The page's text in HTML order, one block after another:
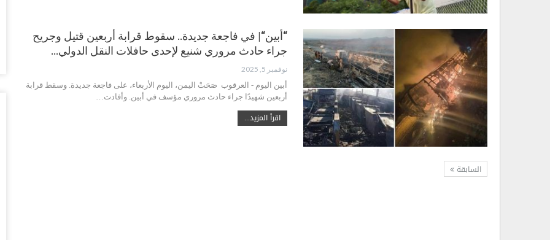
“أبين“| في فاجعة جديدة.. سقوط قرابة أربعين قتيل وجريح
جراء حادث مروري شنيع لإحدى حافلات النقل الدولي…
نوفمبر 5, 2025
أبين اليوم - العرقوب صَحَتْ اليمن، اليوم الأربعاء، على فاجعة جديدة. وسقط قرابة
أربعين شهيدًا جراء حادث مروري مؤسف في أبين. وأفادت…
اقرأ المزيد...
السابقة